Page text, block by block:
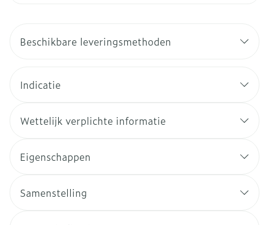
Beschikbare leveringsmethoden
Indicatie
Wettelijk verplichte informatie
Eigenschappen
Samenstelling